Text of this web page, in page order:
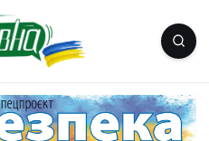
Одеса, Мелітополь